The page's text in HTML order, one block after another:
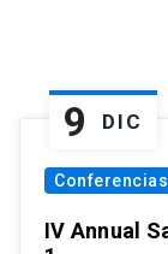
9 DIC
Conferencias
IV Annual